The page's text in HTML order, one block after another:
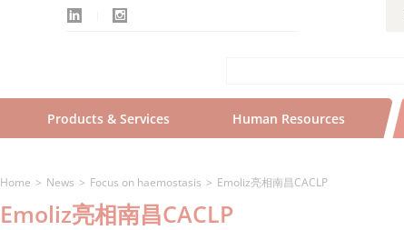
Products & Services Human Resources
Home News Focus on haemostasis Emoliz亮相南昌CACLP
Emoliz亮相南昌CACLP